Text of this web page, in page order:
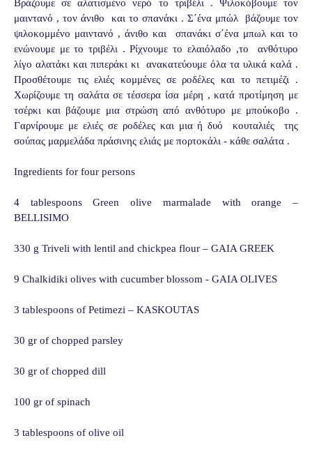
Βράζουμε σε αλατισμένο νερό το τριβέλι . Ψιλοκόβουμε τον
μαιντανό , τον άνιθο  και το σπανάκι . Σ΄ένα μπώλ  βάζουμε τον
ψιλοκομμένο μαιντανό , άνιθο και  σπανάκι σ΄ένα μπωλ και το
ενώνουμε με το τριβέλι . Ρίχνουμε το ελαιόλαδο ,το  ανθότυρο
λίγο αλατάκι και πιπεράκι κι  ανακατεύουμε όλα τα υλικά καλά .
Προσθέτουμε τις ελιές κομμένες σε ροδέλες και το πετιμέζι .
Χωρίζουμε τη σαλάτα σε τέσσερα ίσα μέρη , κατά προτίμηση με
τσέρκι και βάζουμε μια στρώση από ανθότυρο με μπούκοβο .
Γαρνίρουμε με ελιές σε ροδέλες και μια ή δυό  κουταλιές  της
σούπας μαρμελάδα πράσινης ελιάς με πορτοκάλι - κάθε σαλάτα .
Ingredients for four persons
4 tablespoons Green olive marmalade with orange –
BELLISIMO
330 g Triveli with lentil and chickpea flour – GAIA GREEK
9 Chalkidiki olives with cucumber blossom - GAIA OLIVES
3 tablespoons of Petimezi – KASKOUTAS
30 gr of chopped parsley
30 gr of chopped dill
100 gr of spinach
3 tablespoons of olive oil